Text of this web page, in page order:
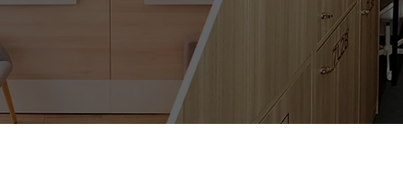
en el corazón de Madrid